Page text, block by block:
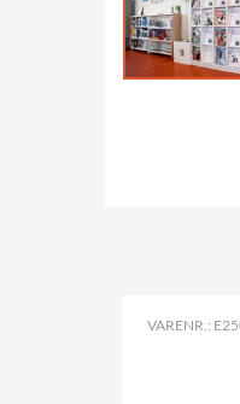
VARENR.: